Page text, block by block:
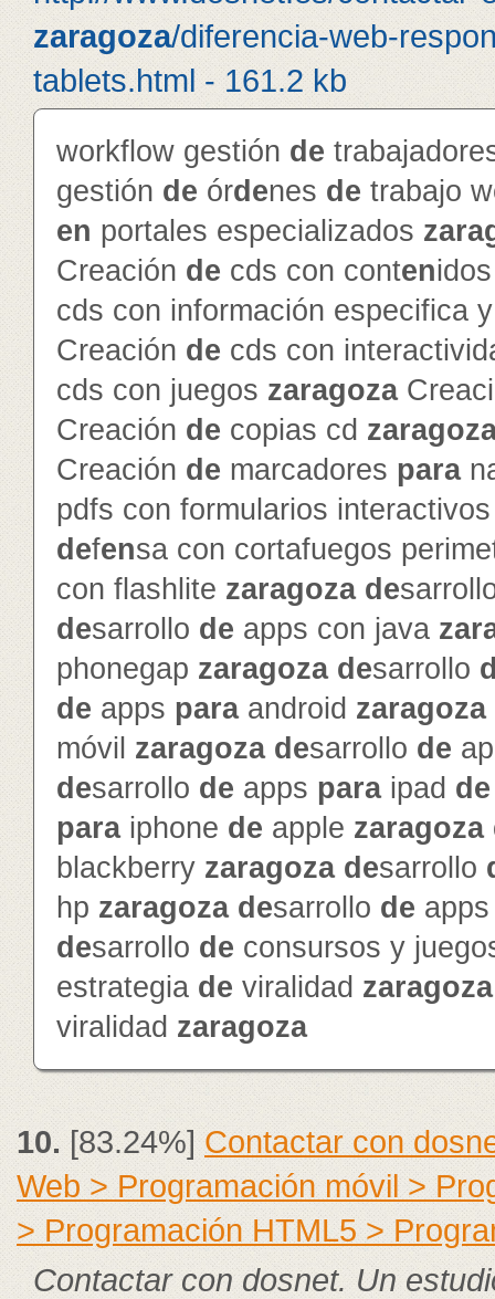
zaragoza/diferencia-web-
tablets.html - 161.2 kb
workflow gestión de
gestión de órdenes de trabajo
en portales especializados
Creación de cds con conten
cds con información especifica
Creación de cds con
cds con juegos zaragoza
Creación de copias cd
Creación de marcadores para
pdfs con formularios
defensa con cortafuegos
con flashlite zaragoza de
desarrollo de apps con java
phonegap zaragoza desarrollo
de apps paraandroid zaragoza
móvil zaragoza desarrollo de
desarrollo de apps paraipad de
paraiphone de apple zaragoza
blackberry zaragoza desarrollo
hp zaragoza desarrollo de
desarrollo de consursos y
estrategia de viralidad zaragoza
viralidad zaragoza
10. [83.24%] Contactar con
Web > Programación móvil >
> Programación HTML5 >
Contactar con dosnet. Un